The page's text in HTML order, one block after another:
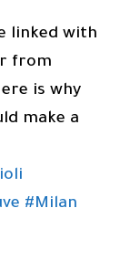
linked with
from
is why
make a
#Milan